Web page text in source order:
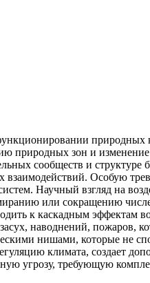
природных
природных зон и
сообществ и структуре
взаимодействий. Особую
Научный взгляд на
или сокращению
к каскадным эффектам во
наводнений, пожаров,
нишами, которые не
климата, создает
угрозу, требующую